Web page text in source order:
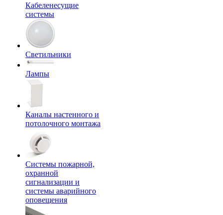
Кабеленесущие
системы
Светильники
Лампы
Каналы настенного и
потолочного монтажа
Системы пожарной,
охранной
сигнализации и
системы аварийного
оповещения